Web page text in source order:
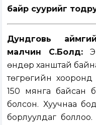
байр суурийг
Дундговь
малчин С.Болд:
өндөр ханштай
төгрөгийн
150 мянга байсан
болсон. Хуучнаа
борлуулдаг